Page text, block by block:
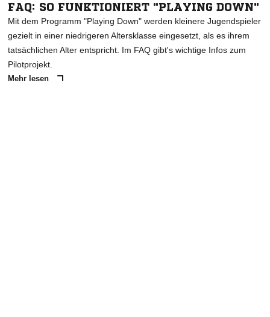
FAQ: SO FUNKTIONIERT "PLAYING DOWN"
Mit dem Programm "Playing Down" werden kleinere Jugendspieler
gezielt in einer niedrigeren Altersklasse eingesetzt, als es ihrem
tatsächlichen Alter entspricht. Im FAQ gibt's wichtige Infos zum
Pilotprojekt.
Mehr lesen